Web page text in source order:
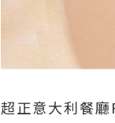
超正意大利餐